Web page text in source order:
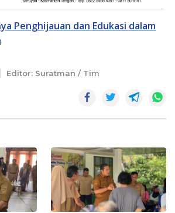
Penghijauan dan Edukasi dalam
Editor: Suratman / Tim